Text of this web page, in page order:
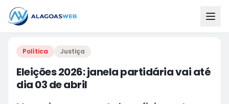
Política Justiça
Eleições 2026: janela partidária vai até
dia 03 de abril